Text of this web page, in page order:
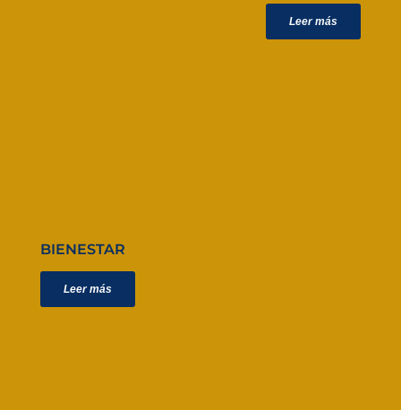
Leer más
BIENESTAR
Leer más